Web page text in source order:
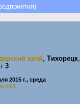
край, Тихорецк,
3
2015 г., среда